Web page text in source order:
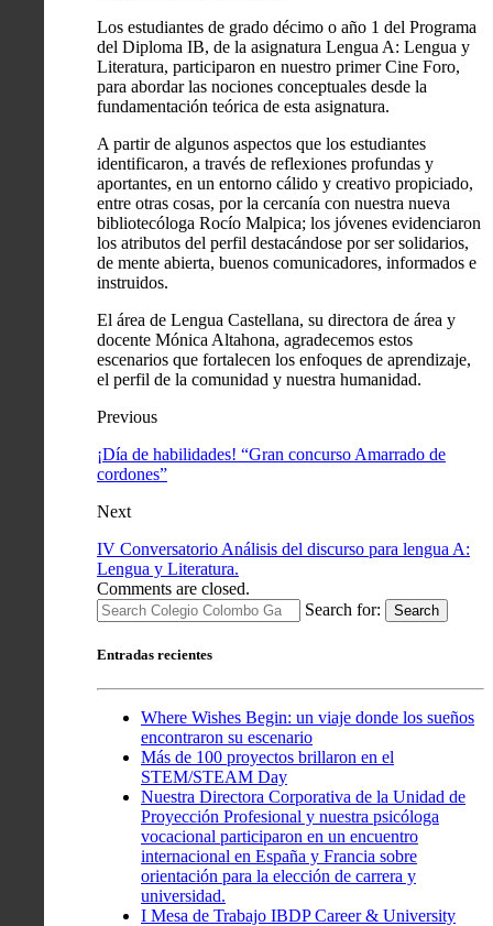
Los estudiantes de grado décimo o año 1 del Programa
del Diploma IB, de la asignatura Lengua A: Lengua y
Literatura, participaron en nuestro primer Cine Foro,
para abordar las nociones conceptuales desde la
fundamentación teórica de esta asignatura.
A partir de algunos aspectos que los estudiantes
identificaron, a través de reflexiones profundas y
aportantes, en un entorno cálido y creativo propiciado,
entre otras cosas, por la cercanía con nuestra nueva
bibliotecóloga Rocío Malpica; los jóvenes evidenciaron
los atributos del perfil destacándose por ser solidarios,
de mente abierta, buenos comunicadores, informados e
instruidos.
El área de Lengua Castellana, su directora de área y
docente Mónica Altahona, agradecemos estos
escenarios que fortalecen los enfoques de aprendizaje,
el perfil de la comunidad y nuestra humanidad.
Previous
¡Día de habilidades! “Gran concurso Amarrado de
cordones”
Next
IV Conversatorio Análisis del discurso para lengua A:
Lengua y Literatura.
Comments are closed.
Search for:
Search
Entradas recientes
Where Wishes Begin: un viaje donde los sueños
encontraron su escenario
Más de 100 proyectos brillaron en el
STEM/STEAM Day
Nuestra Directora Corporativa de la Unidad de
Proyección Profesional y nuestra psicóloga
vocacional participaron en un encuentro
internacional en España y Francia sobre
orientación para la elección de carrera y
universidad.
I Mesa de Trabajo IBDP Career & University